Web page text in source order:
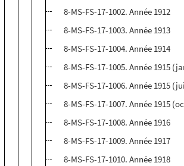
8-MS-FS-17-1002. Année 1912
8-MS-FS-17-1003. Année 1913
8-MS-FS-17-1004. Année 1914
8-MS-FS-17-1005. Année 1915
8-MS-FS-17-1006. Année 1915
8-MS-FS-17-1007. Année 1915
8-MS-FS-17-1008. Année 1916
8-MS-FS-17-1009. Année 1917
8-MS-FS-17-1010. Année 1918